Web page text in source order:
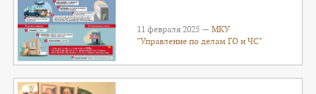
11 февраля 2025 —МКУ
"Управление по делам ГО и ЧС"